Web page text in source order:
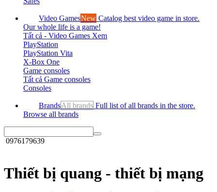
Video GamesNew Catalog best video game in store.
Our whole life is a game!
Tất cả - Video Games Xem
PlayStation
PlayStation Vita
X-Box One
Game consoles
Tất cả Game consoles
Consoles
BrandsAll brands Full list of all brands in the store.
Browse all brands
0976179639
Thiết bị quang - thiết bị mạng